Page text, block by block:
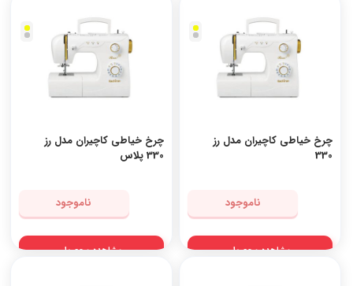
چرخ خیاطی کاچیران مدل رز
330
ناموجود
مشاهده محصول
چرخ خیاطی کاچیران مدل رز
330 پلاس
ناموجود
مشاهده محصول